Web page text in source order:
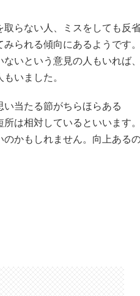
らない人、ミスをしても反
られる傾向にあるようです。
いという意見の人もいれば、
いました。
当たる節がちらほらある
は相対しているといいます。
かもしれません。向上ある